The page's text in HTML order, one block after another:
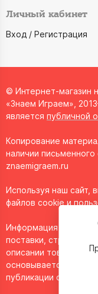
Личный кабинет
Вход / Регистрация
© Интернет-магазин
«Знаем Играем»,
является публичной
Копирование
наличии письменного
znaemigraem.ru
Используя наш сайт,
файлов cookie и
Информация о
поставки, стране
описании товара
основывается на
публикации